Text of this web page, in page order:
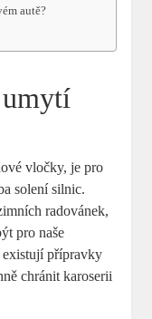
autě?
vločky, je pro
solení silnic.
radovánek,
pro naše
existují přípravky
chránit karoserii